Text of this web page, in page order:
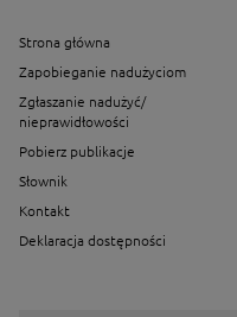
Strona główna
Zapobieganie nadużyciom
Zgłaszanie nadużyć/
nieprawidłowości
Pobierz publikacje
Słownik
Kontakt
Deklaracja dostępności